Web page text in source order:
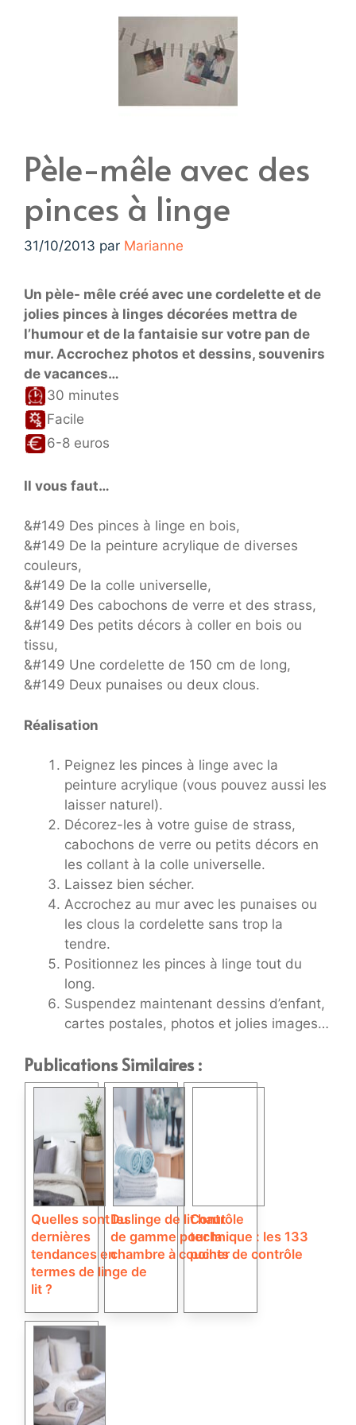
Pèle-mêle avec des
pinces à linge
31/10/2013 par Marianne
Un pèle- mêle créé avec une cordelette et de
jolies pinces à linges décorées mettra de
l’humour et de la fantaisie sur votre pan de
mur. Accrochez photos et dessins, souvenirs
de vacances…
30 minutes
Facile
6-8 euros
Il vous faut…
&#149 Des pinces à linge en bois,
&#149 De la peinture acrylique de diverses
couleurs,
&#149 De la colle universelle,
&#149 Des cabochons de verre et des strass,
&#149 Des petits décors à coller en bois ou
tissu,
&#149 Une cordelette de 150 cm de long,
&#149 Deux punaises ou deux clous.
Réalisation
Peignez les pinces à linge avec la
peinture acrylique (vous pouvez aussi les
laisser naturel).
Décorez-les à votre guise de strass,
cabochons de verre ou petits décors en
les collant à la colle universelle.
Laissez bien sécher.
Accrochez au mur avec les punaises ou
les clous la cordelette sans trop la
tendre.
Positionnez les pinces à linge tout du
long.
Suspendez maintenant dessins d’enfant,
cartes postales, photos et jolies images…
Publications Similaires :
Quelles sont les
dernières
tendances en
termes de linge de
lit ?
Du linge de lit haut
de gamme pour la
chambre à coucher
Contrôle
technique : les 133
points de contrôle